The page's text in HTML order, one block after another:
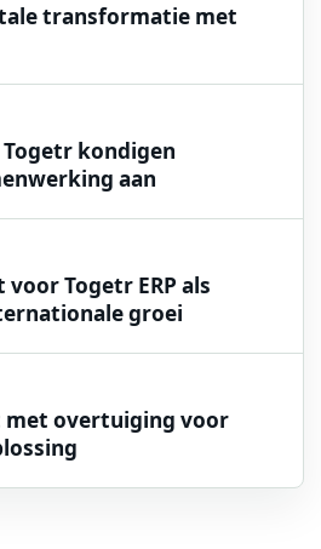
transformatie met
kondigen
aan
Togetr ERP als
groei
met overtuiging voor